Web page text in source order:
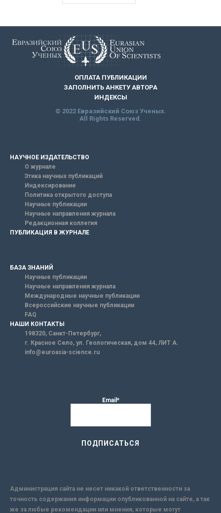
ОПЛАТА ПУБЛИКАЦИИ
ЗАПОЛНИТЬ АНКЕТУ АВТОРА
ИНДЕКСЫ
© 2022 Евразийский Союз Ученых.
All Rights Reserved.
НАУЧНОЕ ИЗДАТЕЛЬСТВО
О журнале
Этика научных публикаций
Индексирование
Политика открытого доступа
Научные публикации
Научные направления журнала
Редакционная коллегия
ПУБЛИКАЦИЯ В ЖУРНАЛЕ
БАЗА ЗНАНИЙ
Научные публикации
Научные направления журнала
Международные научные публикации
Всероссийские научные публикации
FAQ
НАШИ КОНТАКТЫ
198320, Санкт-Петербург,
г. Красное Село, ул. Геологическая, дом 44, ЛИТ А.
info@euroasia-science.ru
Email*
Администрация сайта не несет никакой ответственности за
точность содержания информации опубликованной на сайте, а так
же за любые рекомендации или мнения, которые могут